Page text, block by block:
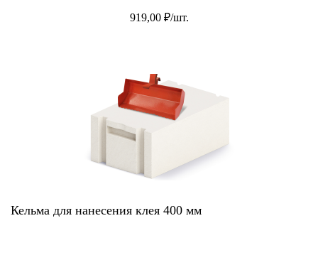
919,00 ₽/шт.
Кельма для нанесения клея 400 мм